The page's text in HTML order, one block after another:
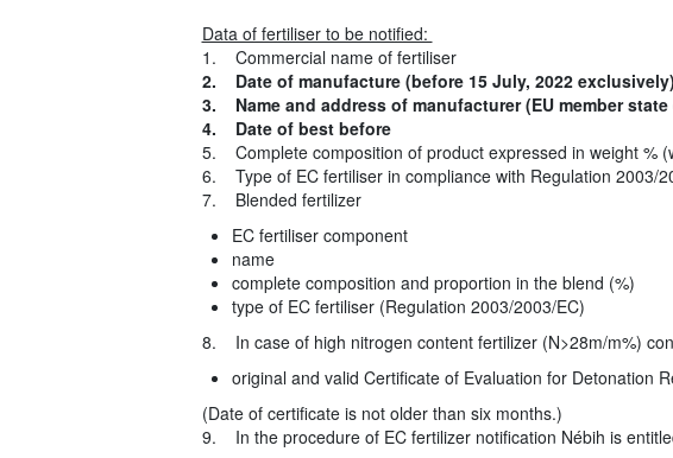
Data of fertiliser to be notified:
1. Commercial name of fertiliser
2. Date of manufacture (before 15 July, 2022 exclusively)
3. Name and address of manufacturer (EU member
4. Date of best before
5. Complete composition of product expressed in weight %
6. Type of EC fertiliser in compliance with Regulation 2003/
7. Blended fertilizer
EC fertiliser component
name
complete composition and proportion in the blend (%)
type of EC fertiliser (Regulation 2003/2003/EC)
8. In case of high nitrogen content fertilizer (N>28m/m%)
original and valid Certificate of Evaluation for Detonation
(Date of certificate is not older than six months.)
9. In the procedure of EC fertilizer notification Nébih is